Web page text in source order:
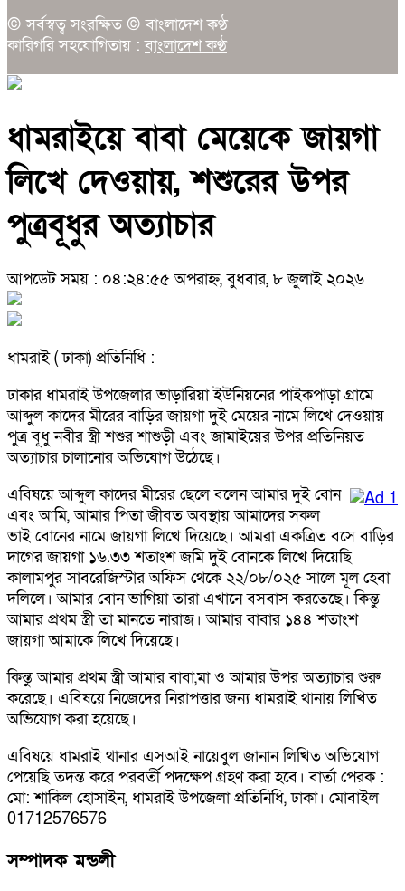
© সর্বস্বত্ব সংরক্ষিত © বাংলাদেশ কণ্ঠ
কারিগরি সহযোগিতায় :বাংলাদেশ কণ্ঠ
ধামরাইয়ে বাবা মেয়েকে জায়গা
লিখে দেওয়ায়, শশুরের উপর
পুত্রবূধুর অত্যাচার
আপডেট সময় : ০৪:২৪:৫৫ অপরাহ্ন, বুধবার, ৮ জুলাই ২০২৬
ধামরাই ( ঢাকা) প্রতিনিধি :
ঢাকার ধামরাই উপজেলার ভাড়ারিয়া ইউনিয়নের পাইকপাড়া গ্রামে
আব্দুল কাদের মীরের বাড়ির জায়গা দুই মেয়ের নামে লিখে দেওয়ায়
পুত্র বূধু নবীর স্ত্রী শশুর শাশুড়ী এবং জামাইয়ের উপর প্রতিনিয়ত
অত্যাচার চালানোর অভিযোগ উঠেছে।
এবিষয়ে আব্দুল কাদের মীরের ছেলে বলেন আমার দুই বোন
এবং আমি, আমার পিতা জীবত অবস্থায় আমাদের সকল
ভাই বোনের নামে জায়গা লিখে দিয়েছে। আমরা একত্রিত বসে বাড়ির
দাগের জায়গা ১৬.৩৩ শতাংশ জমি দুই বোনকে লিখে দিয়েছি
কালামপুর সাবরেজিস্টার অফিস থেকে ২২/০৮/০২৫ সালে মূল হেবা
দলিলে। আমার বোন ভাগিয়া তারা এখানে বসবাস করতেছে। কিন্তু
আমার প্রথম স্ত্রী তা মানতে নারাজ। আমার বাবার ১৪৪ শতাংশ
জায়গা আমাকে লিখে দিয়েছে।
কিন্তু আমার প্রথম স্ত্রী আমার বাবা,মা ও আমার উপর অত্যাচার শুরু
করেছে। এবিষয়ে নিজেদের নিরাপত্তার জন্য ধামরাই থানায় লিখিত
অভিযোগ করা হয়েছে।
এবিষয়ে ধামরাই থানার এসআই নায়েবুল জানান লিখিত অভিযোগ
পেয়েছি তদন্ত করে পরবর্তী পদক্ষেপ গ্রহণ করা হবে। বার্তা পেরক :
মো: শাকিল হোসাইন, ধামরাই উপজেলা প্রতিনিধি, ঢাকা। মোবাইল
01712576576
সম্পাদক মন্ডলী